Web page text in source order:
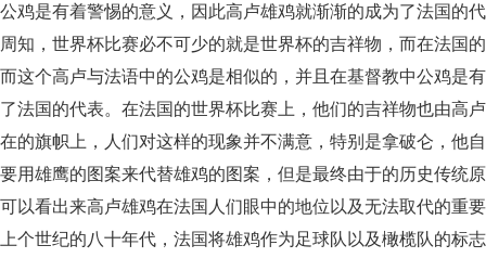
公鸡是有着警惕的意义，因此高卢雄鸡就渐渐的成为了法国的
周知，世界杯比赛必不可少的就是世界杯的吉祥物，而在法国
而这个高卢与法语中的公鸡是相似的，并且在基督教中公鸡是
了法国的代表。在法国的世界杯比赛上，他们的吉祥物也由高
在的旗帜上，人们对这样的现象并不满意，特别是拿破仑，他
要用雄鹰的图案来代替雄鸡的图案，但是最终由于的历史传统
可以看出来高卢雄鸡在法国人们眼中的地位以及无法取代的重
上个世纪的八十年代，法国将雄鸡作为足球队以及橄榄队的标